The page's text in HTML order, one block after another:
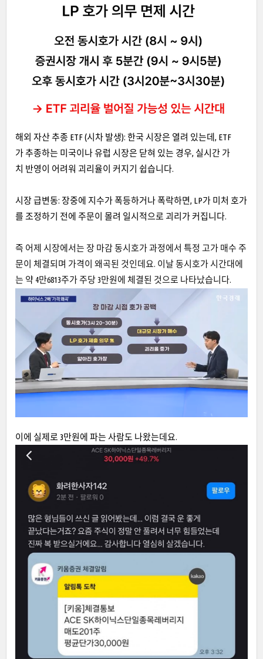
해외 자산 추종 ETF (시차 발생): 한국 시장은 열려 있는데, ETF
가 추종하는 미국이나 유럽 시장은 닫혀 있는 경우, 실시간 가
치 반영이 어려워 괴리율이 커지기 쉽습니다.
시장 급변동: 장중에 지수가 폭등하거나 폭락하면, LP가 미처 호가
를 조정하기 전에 주문이 몰려 일시적으로 괴리가 커집니다.
즉 어제 시장에서는 장 마감 동시호가 과정에서 특정 고가 매수 주
문이 체결되며 가격이 왜곡된 것인데요. 이날 동시호가 시간대에
는 약 4만6813주가 주당 3만원에 체결된 것으로 나타났습니다.
이에 실제로 3만원에 파는 사람도 나왔는데요.